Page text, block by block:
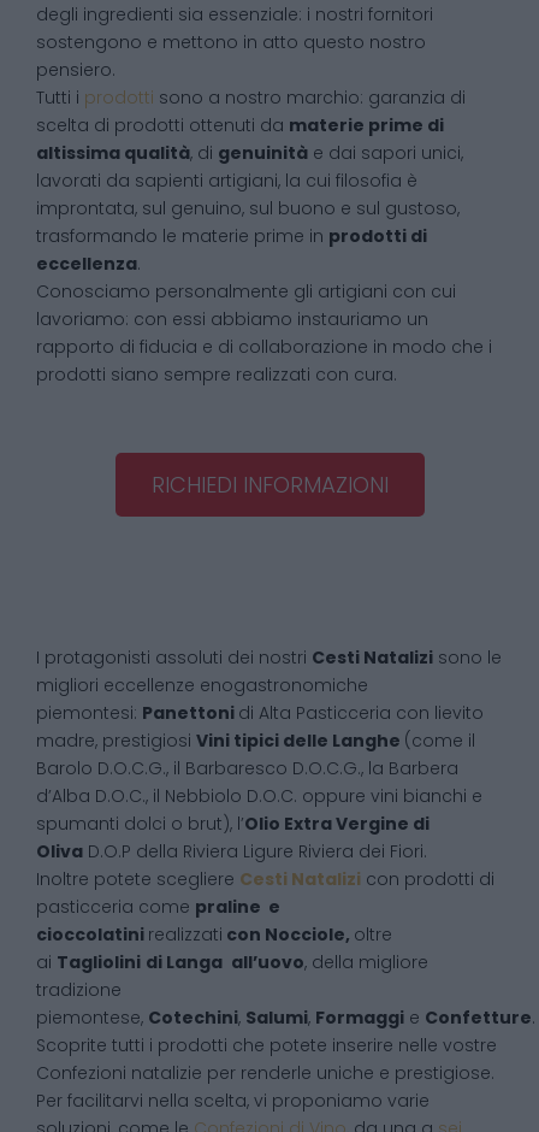
degli ingredienti sia essenziale: i nostri fornitori
sostengono e mettono in atto questo nostro
pensiero.
Tutti i prodotti sono a nostro marchio: garanzia di
scelta di prodotti ottenuti da materie prime di
altissima qualità, di genuinità e dai sapori unici,
lavorati da sapienti artigiani, la cui filosofia è
improntata, sul genuino, sul buono e sul gustoso,
trasformando le materie prime in prodotti di
eccellenza.
Conosciamo personalmente gli artigiani con cui
lavoriamo: con essi abbiamo instauriamo un
rapporto di fiducia e di collaborazione in modo che i
prodotti siano sempre realizzati con cura.
RICHIEDI INFORMAZIONI
I protagonisti assoluti dei nostri Cesti Natalizi sono le
migliori eccellenze enogastronomiche
piemontesi: Panettoni di Alta Pasticceria con lievito
madre, prestigiosi Vini tipici delle Langhe (come il
Barolo D.O.C.G., il Barbaresco D.O.C.G., la Barbera
d’Alba D.O.C., il Nebbiolo D.O.C. oppure vini bianchi e
spumanti dolci o brut), l’Olio Extra Vergine di
Oliva D.O.P della Riviera Ligure Riviera dei Fiori.
Inoltre potete scegliere Cesti Natalizi con prodotti di
pasticceria come praline e
cioccolatini realizzati con Nocciole, oltre
ai Tagliolini di Langa all’uovo, della migliore
tradizione
piemontese, Cotechini, Salumi, Formaggi e Confetture.
Scoprite tutti i prodotti che potete inserire nelle vostre
Confezioni natalizie per renderle uniche e prestigiose.
Per facilitarvi nella scelta, vi proponiamo varie